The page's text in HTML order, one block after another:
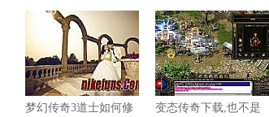
梦幻传奇3道士如何修
变态传奇下载,也不是